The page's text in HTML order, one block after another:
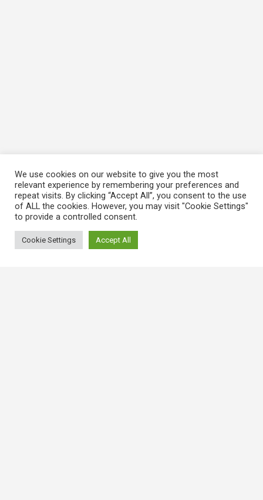
We use cookies on our website to give you the most
relevant experience by remembering your preferences and
repeat visits. By clicking “Accept All”, you consent to the use
of ALL the cookies. However, you may visit "Cookie Settings"
to provide a controlled consent.
Cookie Settings Accept All